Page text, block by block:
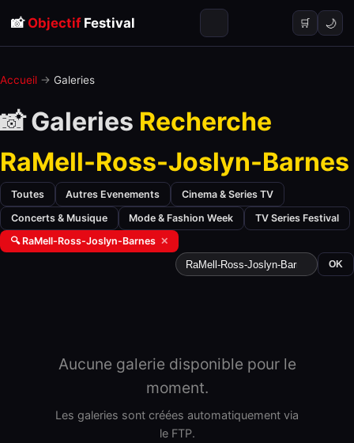
📸 ObjectifFestival 🛒 🌙
Accueil → Galeries
📸 Galeries Recherche
RaMell-Ross-Joslyn-Barnes
Toutes Autres Evenements Cinema & Series TV
Concerts & Musique Mode & Fashion Week
TV Series Festival
🔍 RaMell-Ross-Joslyn-Barnes ✕
OK
Aucune galerie disponible pour le
moment.
Les galeries sont créées automatiquement via
le FTP.